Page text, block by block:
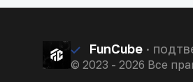
FunCube ·
© 2023 - 2026 Все